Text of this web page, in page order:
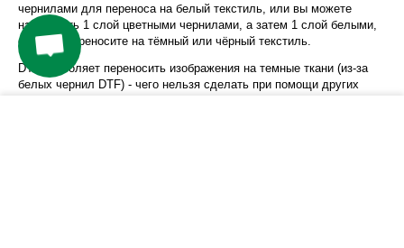
чернилами для переноса на белый текстиль, или вы можете
напечатать 1 слой цветными чернилами, а затем 1 слой белыми,
если вы переносите на тёмный или чёрный текстиль.
DTF позволяет переносить изображения на темные ткани (из-за
белых чернил DTF) - чего нельзя сделать при помощи других